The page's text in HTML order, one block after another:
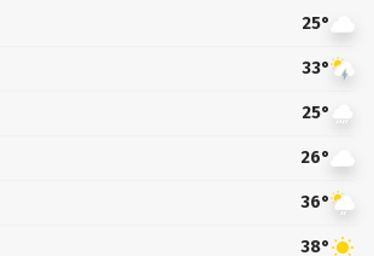
25°
33°
25°
26°
36°
38°